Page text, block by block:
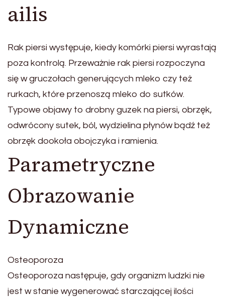
ailis
Rak piersi występuje, kiedy komórki piersi wyrastają
poza kontrolą. Przeważnie rak piersi rozpoczyna
się w gruczołach generujących mleko czy też
rurkach, które przenoszą mleko do sutków.
Typowe objawy to drobny guzek na piersi, obrzęk,
odwrócony sutek, ból, wydzielina płynów bądź też
obrzęk dookoła obojczyka i ramienia.
Parametryczne
Obrazowanie
Dynamiczne
Osteoporoza
Osteoporoza następuje, gdy organizm ludzki nie
jest w stanie wygenerować starczającej ilości